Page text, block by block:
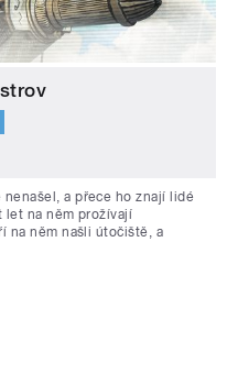
a přece ho znají lidé
let na něm prožívají
na něm našli útočiště, a